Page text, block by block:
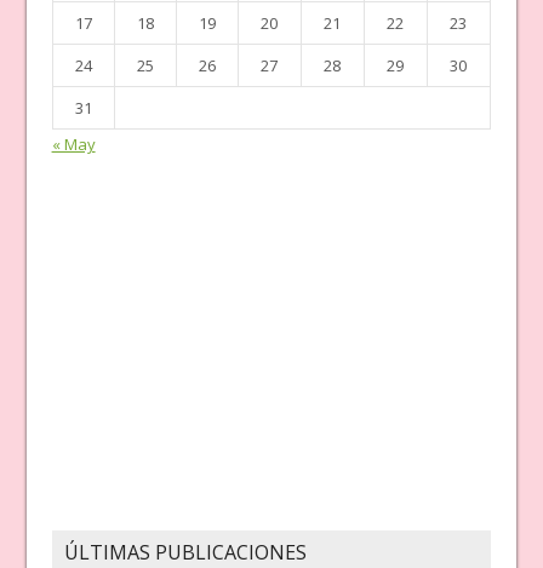
17
18 19 20 21 22
23
24
25 26 27 28 29
30
31
« May
ÚLTIMAS PUBLICACIONES